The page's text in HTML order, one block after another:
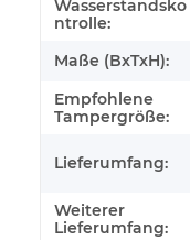
Wasserstandsko
ntrolle:
Maße (BxTxH):
Empfohlene
Tampergröße:
Lieferumfang:
Weiterer
Lieferumfang: